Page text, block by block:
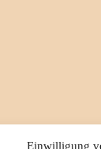
Einwilligung